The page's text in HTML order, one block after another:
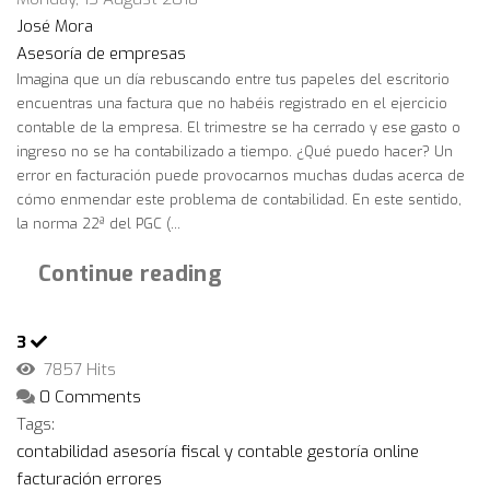
José Mora
Asesoría de empresas
Imagina que un día rebuscando entre tus papeles del escritorio
encuentras una factura que no habéis registrado en el ejercicio
contable de la empresa. El trimestre se ha cerrado y ese gasto o
ingreso no se ha contabilizado a tiempo. ¿Qué puedo hacer? Un
error en facturación puede provocarnos muchas dudas acerca de
cómo enmendar este problema de contabilidad. En este sentido,
la norma 22ª del PGC (...
Continue reading
3
7857 Hits
0 Comments
Tags:
contabilidad asesoría fiscal y contable gestoría online
facturación errores